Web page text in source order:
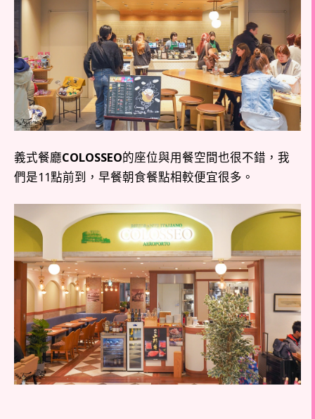
義式餐廳COLOSSEO的座位與用餐空間也很不錯，我
們是11點前到，早餐朝食餐點相較便宜很多。